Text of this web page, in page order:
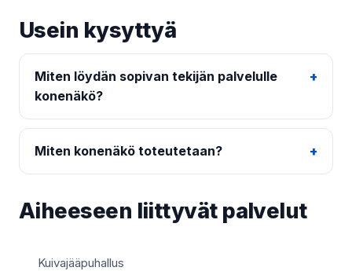
Usein kysyttyä
Miten löydän sopivan tekijän palvelulle
konenäkö?
Miten konenäkö toteutetaan?
Aiheeseen liittyvät palvelut
Kuivajääpuhallus